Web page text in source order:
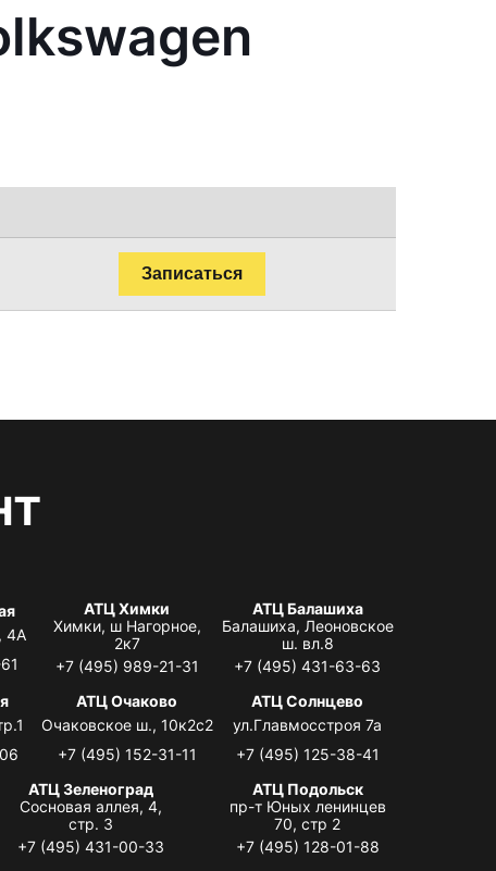
Записаться
4А
АТЦ Химки
Химки, ш Нагорное,
2к7
+7 (495) 989-21-31
АТЦ Балашиха
Балашиха, Леоновское
ш. вл.8
+7 (495) 431-63-63
АТЦ Очаково
Очаковское ш., 10к2с2
+7 (495) 152-31-11
АТЦ Солнцево
ул.Главмосстроя 7а
+7 (495) 125-38-41
АТЦ Зеленоград
Сосновая аллея, 4,
стр. 3
+7 (495) 431-00-33
АТЦ Подольск
пр-т Юных ленинцев
70, стр 2
+7 (495) 128-01-88